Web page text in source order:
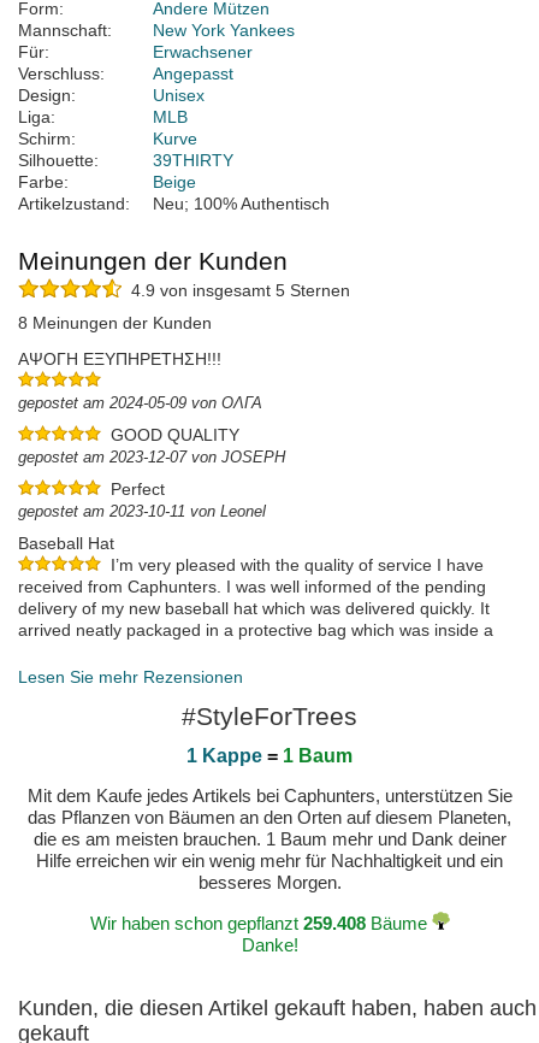
Form:
Andere Mützen
Mannschaft:
New York Yankees
Für:
Erwachsener
Verschluss:
Angepasst
Design:
Unisex
Liga:
MLB
Schirm:
Kurve
Silhouette:
39THIRTY
Farbe:
Beige
Artikelzustand:
Neu; 100% Authentisch
Meinungen der Kunden
4.9 von insgesamt 5 Sternen
8 Meinungen der Kunden
ΑΨΟΓΗ ΕΞΥΠΗΡΕΤΗΣΗ!!!
gepostet am 2024-05-09 von ΟΛΓΑ
GOOD QUALITY
gepostet am 2023-12-07 von JOSEPH
Perfect
gepostet am 2023-10-11 von Leonel
Baseball Hat
I’m very pleased with the quality of service I have
received from Caphunters. I was well informed of the pending
delivery of my new baseball hat which was delivered quickly. It
arrived neatly packaged in a protective bag which was inside a
dispatch.
Lesen Sie mehr Rezensionen
#StyleForTrees
1 Kappe = 1 Baum
Mit dem Kaufe jedes Artikels bei Caphunters, unterstützen Sie
das Pflanzen von Bäumen an den Orten auf diesem Planeten,
die es am meisten brauchen. 1 Baum mehr und Dank deiner
Hilfe erreichen wir ein wenig mehr für Nachhaltigkeit und ein
besseres Morgen.
Wir haben schon gepflanzt 259.408Bäume
Danke!
Kunden, die diesen Artikel gekauft haben, haben auch
gekauft